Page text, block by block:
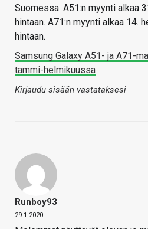
Suomessa. A51:n myynti alkaa
hintaan. A71:n myynti alkaa 14.
hintaan.
Samsung Galaxy A51- ja A71-
tammi-helmikuussa
Kirjaudu sisään vastataksesi
Runboy93
29.1.2020